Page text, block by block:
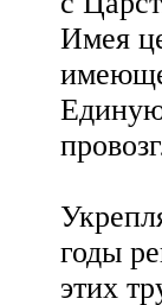
Имея
годы
этих